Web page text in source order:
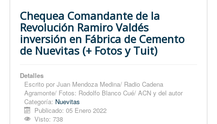
Chequea Comandante de la
Revolución Ramiro Valdés
inversión en Fábrica de Cemento
de Nuevitas (+ Fotos y Tuit)
Detalles
Escrito por Juan Mendoza Medina/ Radio Cadena
Agramonte/ Fotos: Rodolfo Blanco Cué/ ACN y del autor
Categoría: Nuevitas
Publicado: 05 Enero 2022
Visto: 738